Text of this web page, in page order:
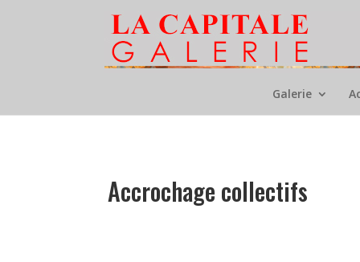
Galerie
Accrochage collectifs